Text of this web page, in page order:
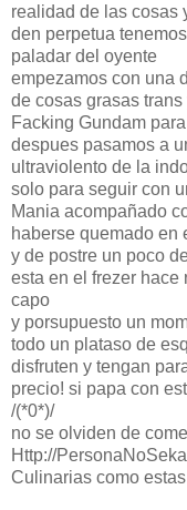
realidad de las cosas
den perpetua
paladar del oyente
empezamos con una
de cosas grasas
Facking Gundam
despues pasamos a
ultraviolento de la
solo para seguir con
Mania acompañado
haberse quemado en
y de postre un poco
esta en el frezer hace
capo
y porsupuesto un
todo un plataso de
disfruten y tengan
precio! si papa con
/(*0*)/
no se olviden de
Http://
Culinarias como